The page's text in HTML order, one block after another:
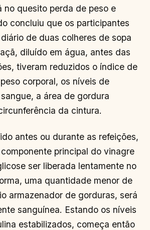
no quesito perda de peso e
concluiu que os participantes
de duas colheres de sopa
diluído em água, antes das
tiveram reduzidos o índice de
corporal, os níveis de
a área de gordura
da cintura.
antes ou durante as refeições,
principal do vinagre
ser liberada lentamente no
uma quantidade menor de
armazenador de gorduras, será
sanguínea. Estando os níveis
estabilizados, começa então